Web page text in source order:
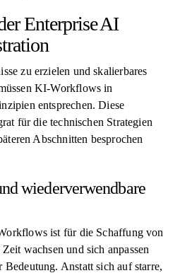
Enterprise AI
zu erzielen und skalierbares
KI-Workflows in
entsprechen. Diese
für die technischen Strategien
Abschnitten besprochen
wiederverwendbare
ist für die Schaffung von
wachsen und sich anpassen
Bedeutung. Anstatt sich auf starre,